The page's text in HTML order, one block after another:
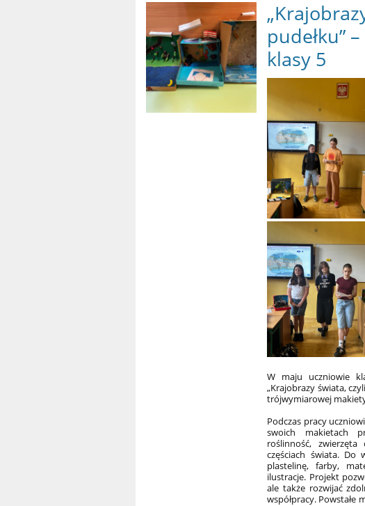
„Wiersz
dla
Weterana”:
pudełku”
klasy 5
W maju uczniowie
„Krajobrazy świata,
trójwymiarowej
Podczas pracy
swoich makietach
roślinność,
częściach świata. Do
plastelinę, farby,
ilustracje. Projekt
ale także rozwijać
współpracy. Powstałe